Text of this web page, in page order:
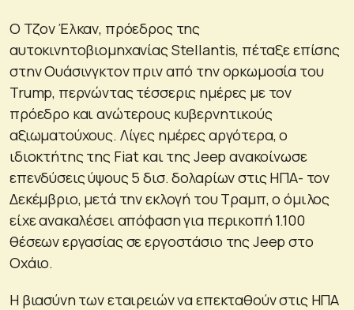
Ο Τζον Έλκαν, πρόεδρος της
αυτοκινητοβιομηχανίας Stellantis, πέταξε επίσης
στην Ουάσινγκτον πριν από την ορκωμοσία του
Trump, περνώντας τέσσερις ημέρες με τον
πρόεδρο και ανώτερους κυβερνητικούς
αξιωματούχους. Λίγες ημέρες αργότερα, ο
ιδιοκτήτης της Fiat και της Jeep ανακοίνωσε
επενδύσεις ύψους 5 δισ. δολαρίων στις ΗΠΑ- τον
Δεκέμβριο, μετά την εκλογή του Τραμπ, ο όμιλος
είχε ανακαλέσει απόφαση για περικοπή 1.100
θέσεων εργασίας σε εργοστάσιο της Jeep στο
Οχάιο.
Η βιασύνη των εταιρειών να επεκταθούν στις ΗΠΑ